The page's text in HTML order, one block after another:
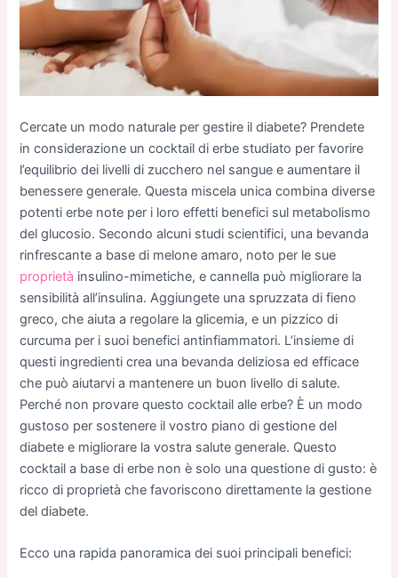
Cercate un modo naturale per gestire il diabete? Prendete
in considerazione un cocktail di erbe studiato per favorire
l’equilibrio dei livelli di zucchero nel sangue e aumentare il
benessere generale. Questa miscela unica combina diverse
potenti erbe note per i loro effetti benefici sul metabolismo
del glucosio. Secondo alcuni studi scientifici, una bevanda
rinfrescante a base di melone amaro, noto per le sue
proprietà insulino-mimetiche, e cannella può migliorare la
sensibilità all’insulina. Aggiungete una spruzzata di fieno
greco, che aiuta a regolare la glicemia, e un pizzico di
curcuma per i suoi benefici antinfiammatori. L’insieme di
questi ingredienti crea una bevanda deliziosa ed efficace
che può aiutarvi a mantenere un buon livello di salute.
Perché non provare questo cocktail alle erbe? È un modo
gustoso per sostenere il vostro piano di gestione del
diabete e migliorare la vostra salute generale. Questo
cocktail a base di erbe non è solo una questione di gusto: è
ricco di proprietà che favoriscono direttamente la gestione
del diabete.
Ecco una rapida panoramica dei suoi principali benefici: